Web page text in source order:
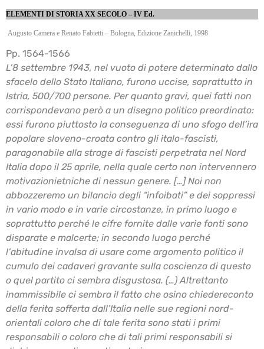
ELEMENTI DI STORIA XX SECOLO – IV Ed.
Augusto Camera e Renato Fabietti – Bologna, Edizione Zanichelli, 1998
Pp. 1564-1566
L’8 settembre 1943, nel vuoto di potere determinato dallo
sfacelo dello Stato Italiano, furono uccise, soprattutto in
Istria, 500/700 persone. Per quanto gravi, quei fatti non
corrispondevano però a un disegno politico preordinato:
essi furono piuttosto la conseguenza di uno sfogo dell’ira
popolare sloveno-croata contro gli italo-fascisti,
paragonabile alla strage di fascisti perpetrata nel Nord
Italia dopo il 25 aprile, nella quale certo non intervennero
motivazionietniche di nessun genere. […] Noi non
abbozzeremo un bilancio degli “infoibati” e dei soppressi
in vario modo e in varie circostanze, in primo luogo e
soprattutto perché le cifre fornite dalle varie fonti sono
disparate e malcerte; in secondo luogo perché
l’abitudine invalsa di usare come argomento politico il
cumulo dei cadaveri gravante sulla coscienza di questo
o quel partito ci sembra disgustosa. (…) Altrettanto
inammissibile ci sembra il fatto che osino chiedereconto
della ferita sofferta dall’Italia nelle sue regioni nord-
orientali coloro che di tale ferita sono stati i primi
responsabili o coloro che di tali primi responsabili si